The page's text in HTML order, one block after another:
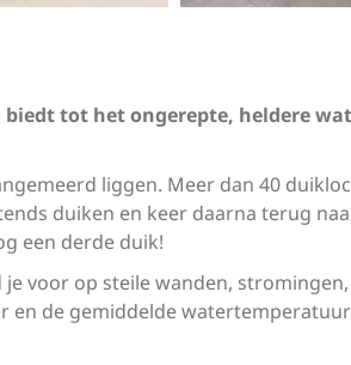
tot het ongerepte, heldere
liggen. Meer dan 40
duiken en keer daarna terug
een derde duik!
voor op steile wanden,
en de gemiddelde